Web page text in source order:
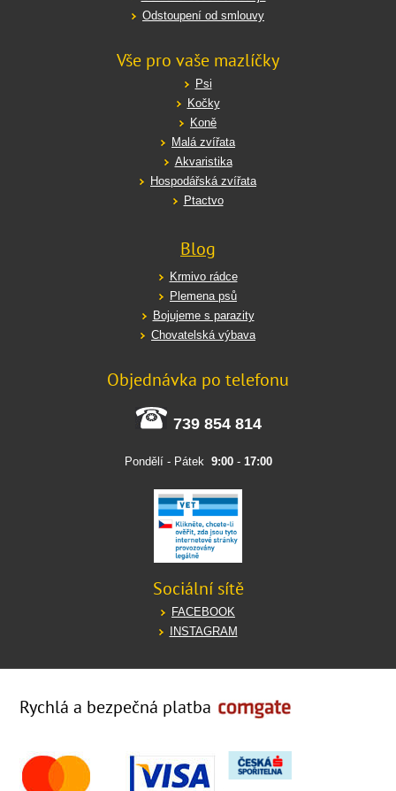
Odstoupení od smlouvy
Vše pro vaše mazlíčky
Psi
Kočky
Koně
Malá zvířata
Akvaristika
Hospodářská zvířata
Ptactvo
Blog
Krmivo rádce
Plemena psů
Bojujeme s parazity
Chovatelská výbava
Objednávka po telefonu
739 854 814
Pondělí - Pátek 9:00- 17:00
Sociální sítě
FACEBOOK
INSTAGRAM
Rychlá a bezpečná platba